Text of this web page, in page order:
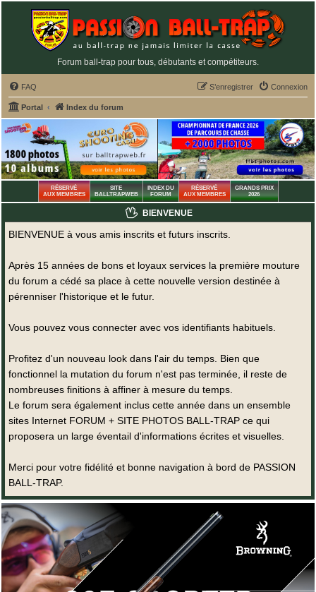
Forum ball-trap pour tous, débutants et compétiteurs.
FAQ Connexion
S’enregistrer
Portal Index du forum
RÉSERVÉ
AUX MEMBRES
SITE
BALLTRAPWEB
INDEX DU
FORUM
RÉSERVÉ
AUX MEMBRES
GRANDS PRIX
2026
BIENVENUE
BIENVENUE à vous amis inscrits et futurs inscrits.
Après 15 années de bons et loyaux services la première mouture
du forum a cédé sa place à cette nouvelle version destinée à
pérenniser l'historique et le futur.
Vous pouvez vous connecter avec vos identifiants habituels.
Profitez d'un nouveau look dans l'air du temps. Bien que
fonctionnel la mutation du forum n'est pas terminée, il reste de
nombreuses finitions à affiner à mesure du temps.
Le forum sera également inclus cette année dans un ensemble
sites Internet FORUM + SITE PHOTOS BALL-TRAP ce qui
proposera un large éventail d'informations écrites et visuelles.
Merci pour votre fidélité et bonne navigation à bord de PASSION
BALL-TRAP.